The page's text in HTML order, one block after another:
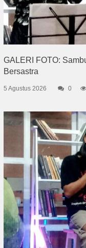
GALERI FOTO:
Bersastra
5 Agustus 2026 0